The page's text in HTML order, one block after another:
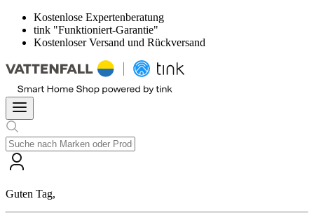
Kostenlose Expertenberatung
tink "Funktioniert-Garantie"
Kostenloser Versand und Rückversand
Guten Tag,